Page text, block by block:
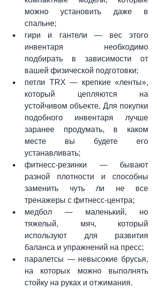
можно установить даже в
спальне;
гири и гантели — вес этого
инвентаря необходимо
подбирать в зависимости от
вашей физической подготовки;
петли TRX — крепкие «ленты»,
который цепляются на
устойчивом объекте. Для покупки
подобного инвентаря лучше
заранее продумать, в каком
месте вы будете его
устанавливать;
фитнесс-резинки — бывают
разной плотности и способны
заменить чуть ли не все
тренажеры с фитнесс-центра;
медбол — маленький, но
тяжелый, мяч, который
используют для развития
баланса и упражнений на пресс;
паралетсы — невысокие брусья,
на которых можно выполнять
стойку на руках и отжимания.